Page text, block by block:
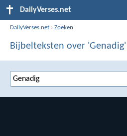
DailyVerses.net
DailyVerses.net ›Zoeken
Bijbelteksten over 'Genadig'